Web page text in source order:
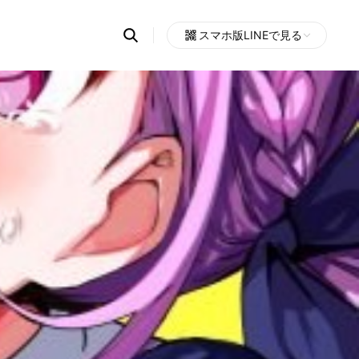
Search
OpenChats
messages
search
area
スマホ版LINEで見る